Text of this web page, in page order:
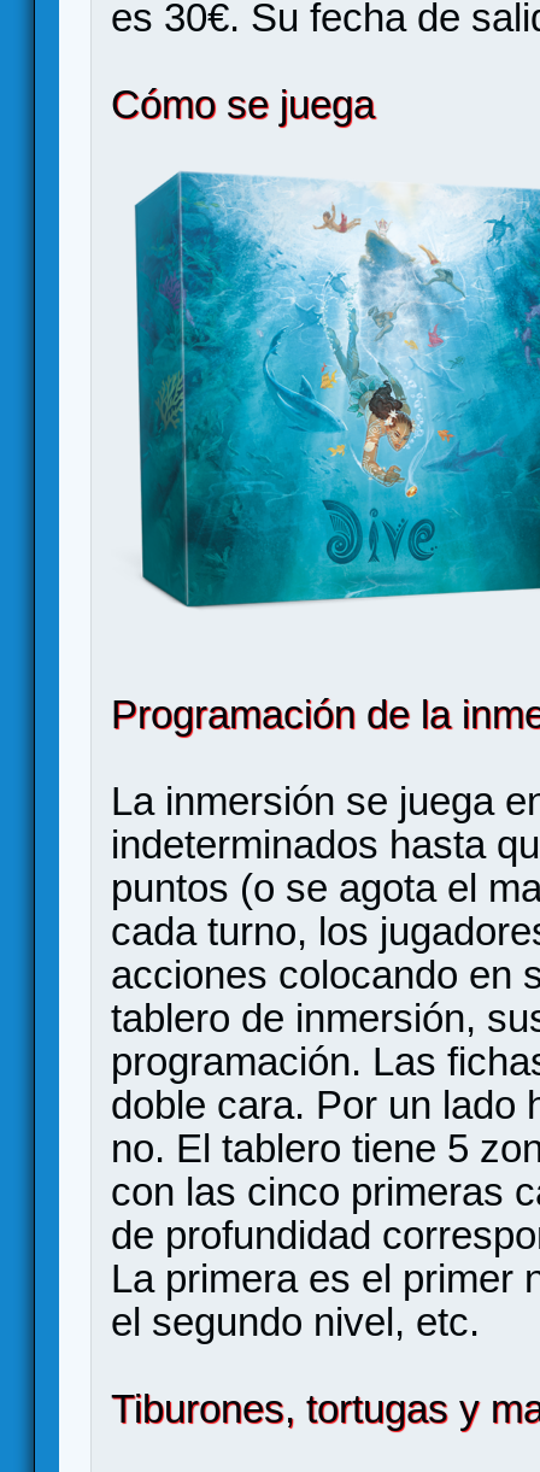
es 30€. Su fecha de
Cómo se juega
Programación de la
La inmersión se juega
indeterminados hasta
puntos (o se agota el
cada turno, los
acciones colocando en
tablero de inmersión,
programación. Las
doble cara. Por un lado
no. El tablero tiene 5
con las cinco primeras
de profundidad
La primera es el primer
el segundo nivel, etc.
Tiburones, tortugas y